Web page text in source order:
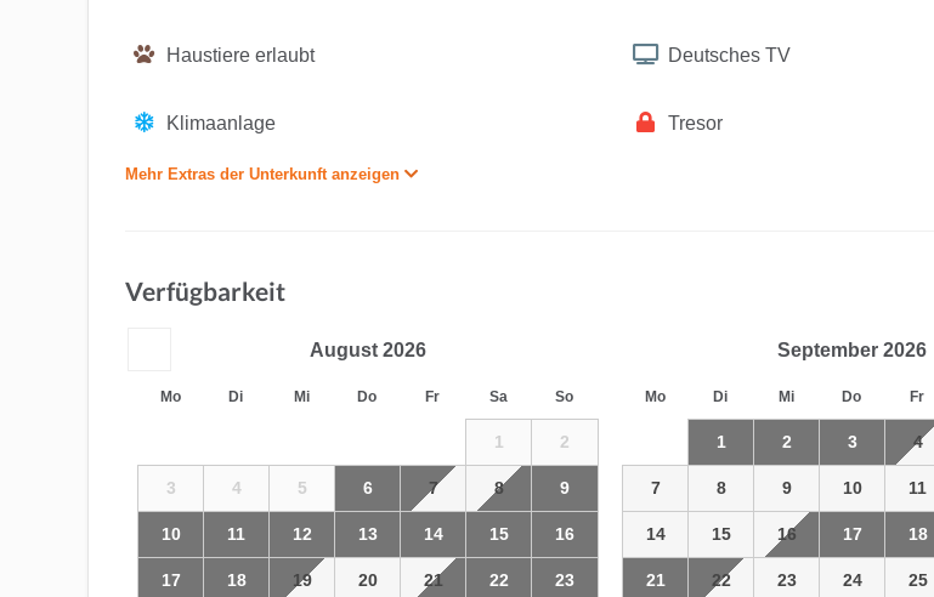
Haustiere erlaubt Deutsches TV
Klimaanlage Tresor
Mehr Extras der Unterkunft anzeigen
Verfügbarkeit
August 2026
Mo Di Mi Do Fr Sa So
1 2
3 4 5 6 7 8 9
10 11 12 13 14 15 16
17 18 19 20 21 22 23
September 2026
Mo Di Mi Do Fr
1 2 3 4
7 8 9 10 11
14 15 16 17 18
21 22 23 24 25